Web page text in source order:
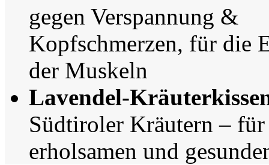
gegen Verspannung &
Kopfschmerzen, für die
der Muskeln
Lavendel-
Südtiroler Kräutern – für
erholsamen und